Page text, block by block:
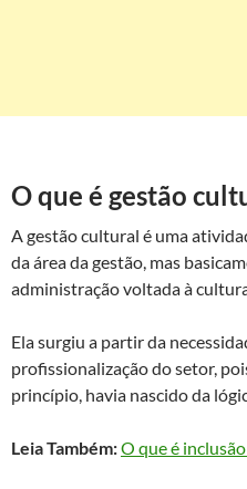
O que é gestão
A gestão cultural é uma
da área da gestão, mas
administração voltada à
Ela surgiu a partir da
profissionalização do setor,
princípio, havia nascido da
Leia Também:O que é